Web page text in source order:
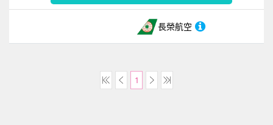
長榮航空
1